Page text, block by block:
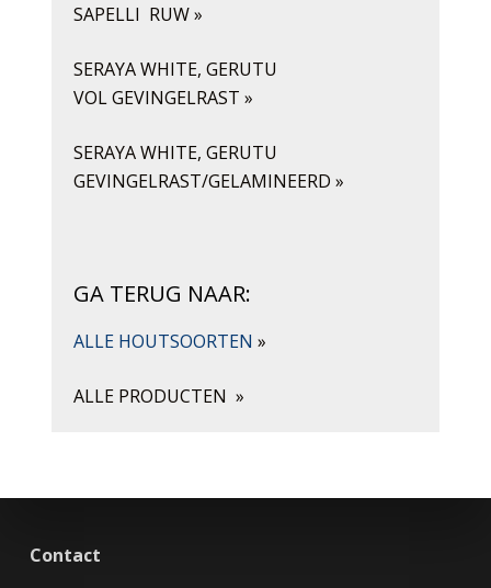
SAPELLI RUW »
SERAYA WHITE, GERUTU
VOL GEVINGELRAST »
SERAYA WHITE, GERUTU
GEVINGELRAST/GELAMINEERD »
GA TERUG NAAR:
ALLE HOUTSOORTEN »
ALLE PRODUCTEN »
Contact